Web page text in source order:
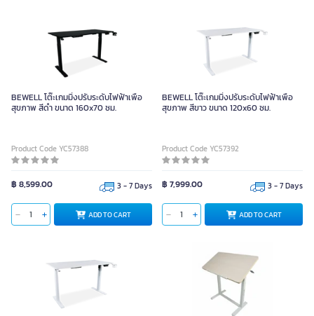
BEWELL โต๊ะเกมมิ่งปรับระดับไฟฟ้าเพื่อ
สุขภาพ สีดำ ขนาด 160x70 ซม.
Product Code YC57388
฿ 8,599.00 3 - 7 Days
ADD TO CART
BEWELL โต๊ะเกมมิ่งปรับระดับไฟฟ้าเพื่อ
สุขภาพ สีขาว ขนาด 120x60 ซม.
Product Code YC57392
฿ 7,999.00 3 - 7 Days
ADD TO CART